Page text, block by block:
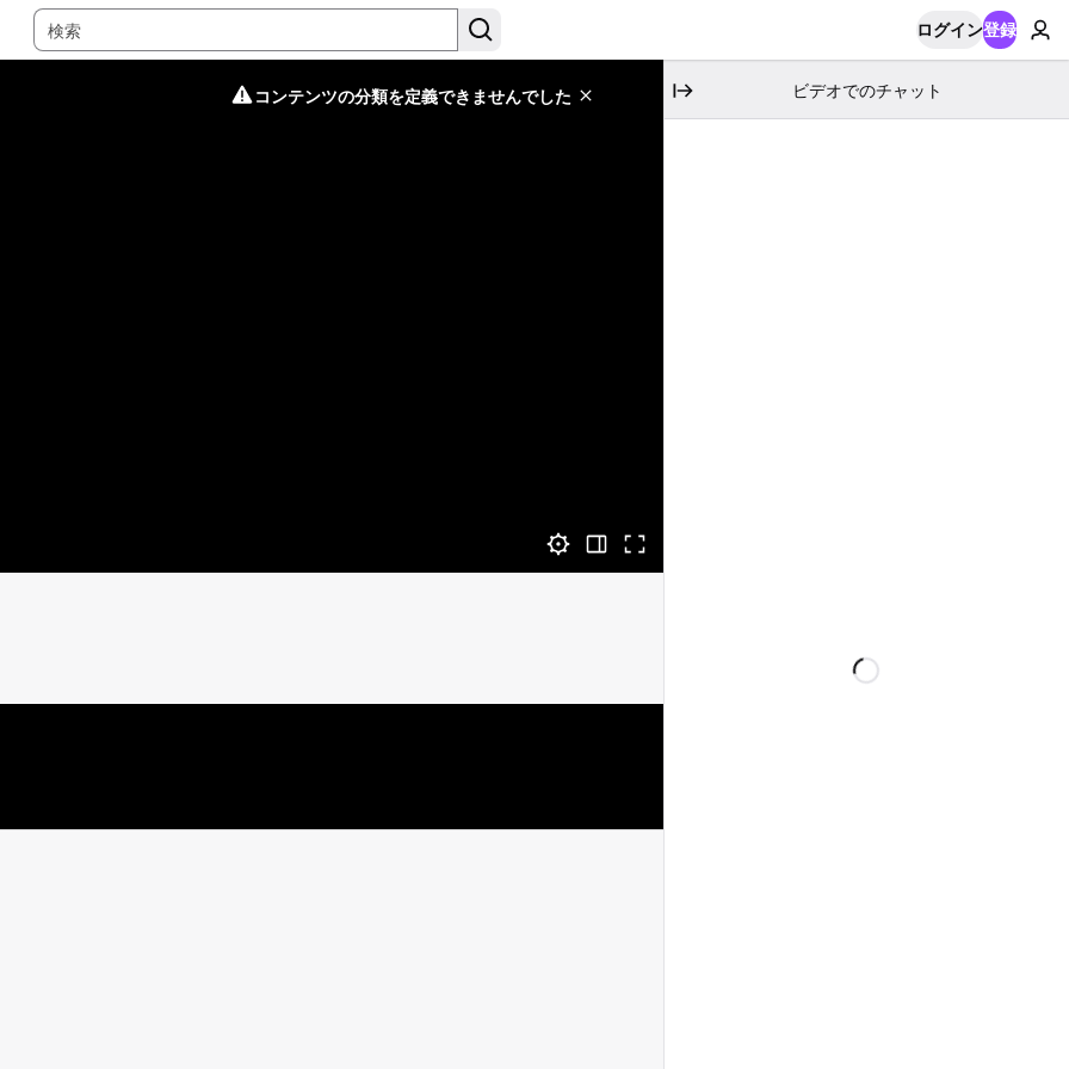
ログイン登録
コンテンツの分類を定義できませんでした ビデオでのチャット